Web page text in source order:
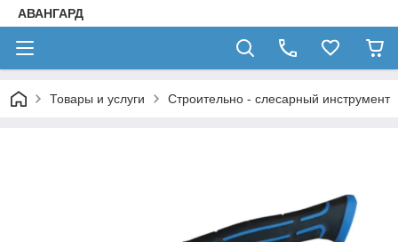
АВАНГАРД
Товары и услуги Строительно - слесарный инструмент